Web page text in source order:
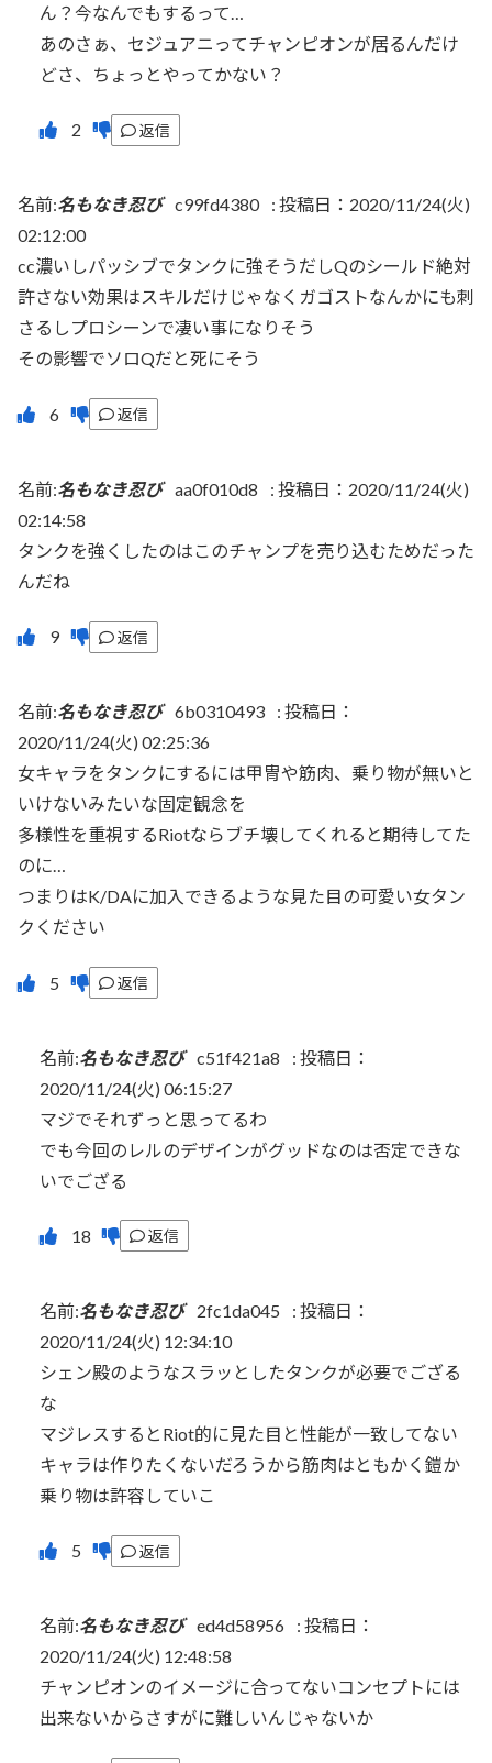
ん？今なんでもするって…
あのさぁ、セジュアニってチャンピオンが居るんだけ
どさ、ちょっとやってかない？
返信
名前:名もなき忍び c99fd4380 : 投稿日：2020/11/24(火)
02:12:00
cc濃いしパッシブでタンクに強そうだしQのシールド絶対
許さない効果はスキルだけじゃなくガゴストなんかにも刺
さるしプロシーンで凄い事になりそう
その影響でソロQだと死にそう
返信
名前:名もなき忍び aa0f010d8 : 投稿日：2020/11/24(火)
02:14:58
タンクを強くしたのはこのチャンプを売り込むためだった
んだね
返信
名前:名もなき忍び 6b0310493 : 投稿日：
2020/11/24(火) 02:25:36
女キャラをタンクにするには甲冑や筋肉、乗り物が無いと
いけないみたいな固定観念を
多様性を重視するRiotならブチ壊してくれると期待してた
のに…
つまりはK/DAに加入できるような見た目の可愛い女タン
クください
返信
名前:名もなき忍び c51f421a8 : 投稿日：
2020/11/24(火) 06:15:27
マジでそれずっと思ってるわ
でも今回のレルのデザインがグッドなのは否定できな
いでござる
返信
名前:名もなき忍び 2fc1da045 : 投稿日：
2020/11/24(火) 12:34:10
シェン殿のようなスラッとしたタンクが必要でござる
な
マジレスするとRiot的に見た目と性能が一致してない
キャラは作りたくないだろうから筋肉はともかく鎧か
乗り物は許容していこ
返信
名前:名もなき忍び ed4d58956 : 投稿日：
2020/11/24(火) 12:48:58
チャンピオンのイメージに合ってないコンセプトには
出来ないからさすがに難しいんじゃないか